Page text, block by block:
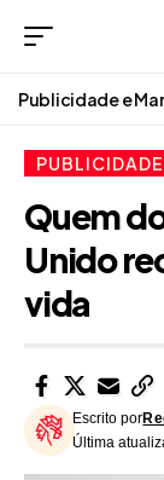
Publicidade e
Quem
Unido
vida
Última
Escrito por